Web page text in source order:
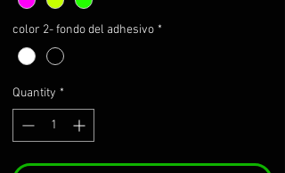
color 2- fondo del adhesivo *
Quantity *